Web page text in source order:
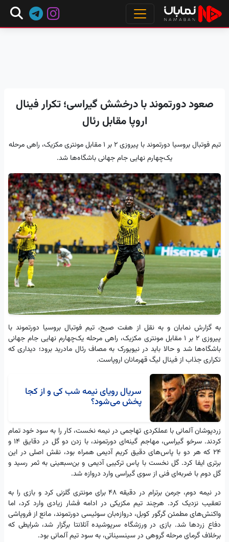
صعود دورتموند با درخشش گیراسی؛ تکرار فینال
اروپا مقابل رئال
تیم فوتبال بروسیا دورتموند با پیروزی ۲ بر ۱ مقابل مونتری مکزیک، راهی مرحله
یک‌چهارم نهایی جام جهانی باشگاه‌ها شد.
به گزارش نمابان و به نقل از هفت صبح، تیم فوتبال بروسیا دورتموند با
پیروزی ۲ بر ۱ مقابل مونتری مکزیک، راهی مرحله یک‌چهارم نهایی جام جهانی
باشگاه‌ها شد و حالا باید در نیویورک به مصاف رئال مادرید برود؛ دیداری که
تکراری جذاب از فینال لیگ قهرمانان اروپاست.
سریال رویای نیمه شب کی و از کجا
پخش می‌شود؟
زردپوشان آلمانی با عملکردی تهاجمی در نیمه نخست، کار را به سود خود تمام
کردند. سرخو گیراسی، مهاجم گینه‌ای دورتموند، با زدن دو گل در دقایق ۱۴ و
۲۴ که هر دو با پاس‌های دقیق کریم آدیمی همراه بود، نقش اصلی در این
برتری ایفا کرد. گل نخست با پاس ترکیبی آدیمی و بن‌سبعینی به ثمر رسید و
گل دوم با ضربه‌ای فنی از سوی گیراسی وارد دروازه شد.
در نیمه دوم، جرمن برترام در دقیقه ۴۸ برای مونتری گلزنی کرد و بازی را به
تعقیب نزدیک کرد. هرچند تیم مکزیکی در ادامه فشار زیادی وارد کرد، اما
واکنش‌های مطمئن گرگور کوبل، دروازه‌بان سوئیسی دورتموند، مانع از فروپاشی
دفاع زردها شد. بازی در ورزشگاه سرپوشیده آتلانتا برگزار شد، شرایطی که
برخلاف گرمای مرحله گروهی در سینسیناتی، به سود تیم آلمانی بود.